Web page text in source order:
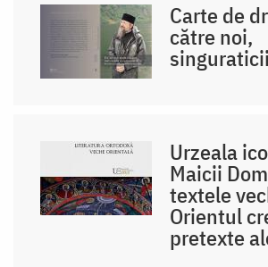
Carte de
către noi,
Urzeala
Maicii
textele
Orientul
pretexte